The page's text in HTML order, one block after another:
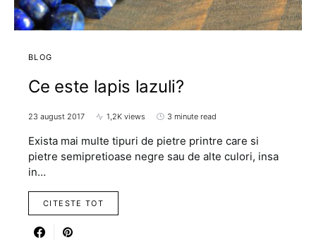
BLOG
Ce este lapis lazuli?
23 august 2017 1,2K views 3 minute read
Exista mai multe tipuri de pietre printre care si
pietre semipretioase negre sau de alte culori, insa
in…
CITESTE TOT